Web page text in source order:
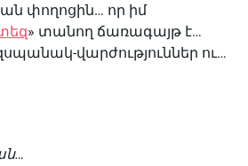
փողոցին… որ իմ
» տանող ճառագայթ է…
վարժություններ ու…